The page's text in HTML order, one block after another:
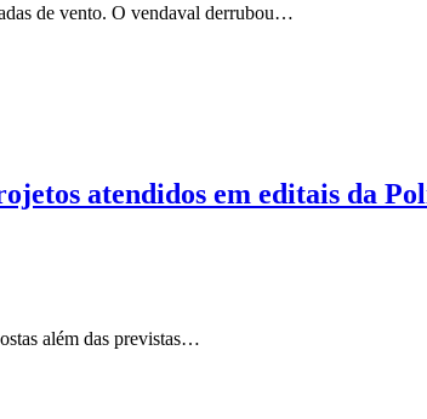
de vento. O vendaval derrubou…
atendidos em editais da
além das previstas…